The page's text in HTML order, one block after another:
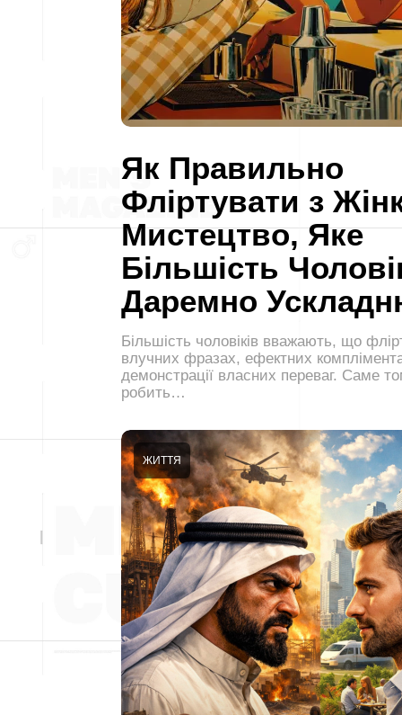
Як Правильно
Фліртувати з
Мистецтво, Яке
Більшість
Даремно
Більшість чоловіків вважають, що
влучних фразах, ефектних
демонстрації власних переваг. Саме
робить…
ЖИТТЯ